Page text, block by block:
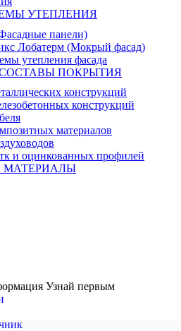
УТЕПЛЕНИЯ
панели)
Лобатерм (Мокрый фасад)
утепления фасада
ПОКРЫТИЯ
конструкций
конструкций
материалов
и оцинкованных профилей
МАТЕРИАЛЫ
Узнай первым